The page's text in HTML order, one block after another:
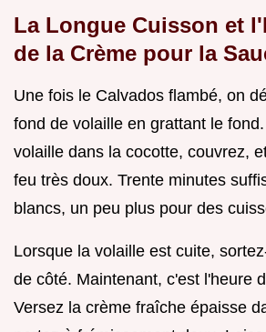
La Longue Cuisson et
de la Crème pour la
Une fois le Calvados flambé, on
fond de volaille en grattant le
volaille dans la cocotte, couvrez,
feu très doux. Trente minutes
blancs, un peu plus pour des
Lorsque la volaille est cuite,
de côté. Maintenant, c'est l'heure
Versez la crème fraîche épaisse